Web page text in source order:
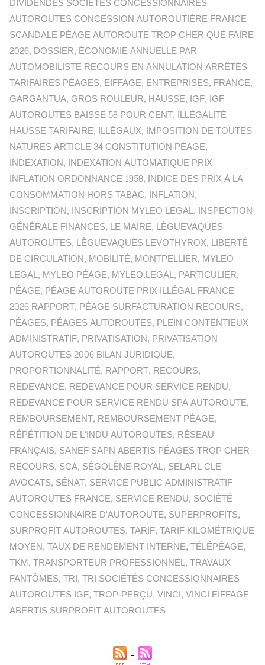
DIVIDENDES SOCIÉTÉS CONCESSIONNAIRES
AUTOROUTES CONCESSION AUTOROUTIÈRE FRANCE
SCANDALE PÉAGE AUTOROUTE TROP CHER QUE FAIRE
2026, DOSSIER, ÉCONOMIE ANNUELLE PAR
AUTOMOBILISTE RECOURS EN ANNULATION ARRÊTÉS
TARIFAIRES PÉAGES, EIFFAGE, ENTREPRISES, FRANCE,
GARGANTUA, GROS ROULEUR, HAUSSE, IGF, IGF
AUTOROUTES BAISSE 58 POUR CENT, ILLÉGALITÉ
HAUSSE TARIFAIRE, ILLÉGAUX, IMPOSITION DE TOUTES
NATURES ARTICLE 34 CONSTITUTION PÉAGE,
INDEXATION, INDEXATION AUTOMATIQUE PRIX
INFLATION ORDONNANCE 1958, INDICE DES PRIX À LA
CONSOMMATION HORS TABAC, INFLATION,
INSCRIPTION, INSCRIPTION MYLEO LEGAL, INSPECTION
GÉNÉRALE FINANCES, LE MAIRE, LÈGUEVAQUES
AUTOROUTES, LÈGUEVAQUES LEVOTHYROX, LIBERTÉ
DE CIRCULATION, MOBILITÉ, MONTPELLIER, MYLEO
LEGAL, MYLEO PÉAGE, MYLEO.LEGAL, PARTICULIER,
PÉAGE, PÉAGE AUTOROUTE PRIX ILLÉGAL FRANCE
2026 RAPPORT, PÉAGE SURFACTURATION RECOURS,
PÉAGES, PÉAGES AUTOROUTES, PLEIN CONTENTIEUX
ADMINISTRATIF, PRIVATISATION, PRIVATISATION
AUTOROUTES 2006 BILAN JURIDIQUE,
PROPORTIONNALITÉ, RAPPORT, RECOURS,
REDEVANCE, REDEVANCE POUR SERVICE RENDU,
REDEVANCE POUR SERVICE RENDU SPA AUTOROUTE,
REMBOURSEMENT, REMBOURSEMENT PÉAGE,
RÉPÉTITION DE L'INDU AUTOROUTES, RÉSEAU
FRANÇAIS, SANEF SAPN ABERTIS PÉAGES TROP CHER
RECOURS, SCA, SÉGOLÈNE ROYAL, SELARL CLE
AVOCATS, SÉNAT, SERVICE PUBLIC ADMINISTRATIF
AUTOROUTES FRANCE, SERVICE RENDU, SOCIÉTÉ
CONCESSIONNAIRE D'AUTOROUTE, SUPERPROFITS,
SURPROFIT AUTOROUTES,TARIF,TARIF KILOMÉTRIQUE
MOYEN,TAUX DE RENDEMENT INTERNE,TÉLÉPÉAGE,
TKM,TRANSPORTEUR PROFESSIONNEL,TRAVAUX
FANTÔMES,TRI,TRI SOCIÉTÉS CONCESSIONNAIRES
AUTOROUTES IGF,TROP-PERÇU,VINCI,VINCI EIFFAGE
ABERTIS SURPROFIT AUTOROUTES